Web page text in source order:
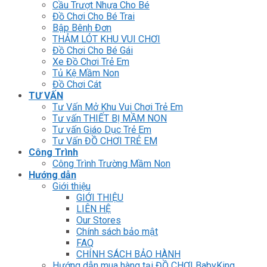
Cầu Trượt Nhựa Cho Bé
Đồ Chơi Cho Bé Trai
Bập Bênh Đơn
THẢM LÓT KHU VUI CHƠI
Đồ Chơi Cho Bé Gái
Xe Đồ Chơi Trẻ Em
Tủ Kệ Mầm Non
Đồ Chơi Cát
TƯ VẤN
Tư Vấn Mở Khu Vui Chơi Trẻ Em
Tư vấn THIẾT BỊ MẦM NON
Tư vấn Giáo Dục Trẻ Em
Tư Vấn ĐỒ CHƠI TRẺ EM
Công Trình
Công Trình Trường Mầm Non
Hướng dẫn
Giới thiệu
GIỚI THIỆU
LIÊN HỆ
Our Stores
Chính sách bảo mật
FAQ
CHÍNH SÁCH BẢO HÀNH